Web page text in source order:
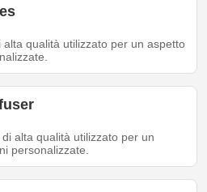
qualità utilizzato per un aspetto
alta qualità utilizzato per un
personalizzate.